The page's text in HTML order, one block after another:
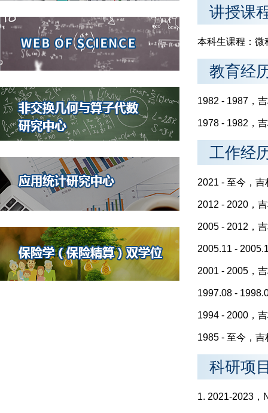
讲授课
本科生课程：微
教育经
1982 - 1987，
1978 - 1982，
工作经
2021 - 至今，
2012 - 2020，
2005 - 2012，
2005.11 -
2001 - 2005，
1997.08 -
1994 - 2000，
1985 - 至今，
科研项
1. 2021-2023，